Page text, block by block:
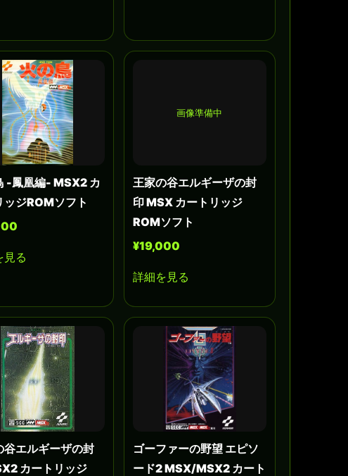
-鳳凰編- MSX2 カ
ッジROMソフト
見る
画像準備中
王家の谷エルギーザの封
印 MSX カートリッジ
ROMソフト
¥19,000
詳細を見る
谷エルギーザの封
カートリッジ
ゴーファーの野望 エピソ
ード2 MSX/MSX2 カート